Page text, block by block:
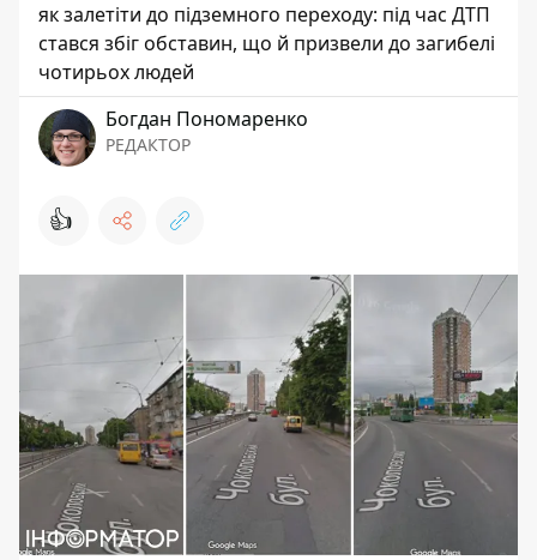
як залетіти до підземного переходу: під час ДТП
стався збіг обставин, що й призвели до загибелі
чотирьох людей
Богдан Пономаренко
РЕДАКТОР
👍